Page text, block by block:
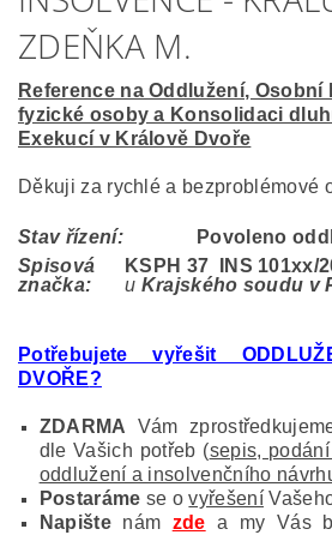
ZDEŇKA M.
Reference na Oddlužení,
fyzické osoby a Konsolidaci
Exekucí v Králově Dvoře
Děkuji za rychlé a bezproblémové
Stav řízení:
Povoleno
Spisová
značka:
KSPH 37 INS 101xx/
u Krajského soudu v
Potřebujete vyřešit
DVOŘE?
ZDARMA Vám
dle Vašich potřeb (sepis,
oddlužení a insolvenčního
Postaráme se ovyřešení
Napištenám zde a my Vás